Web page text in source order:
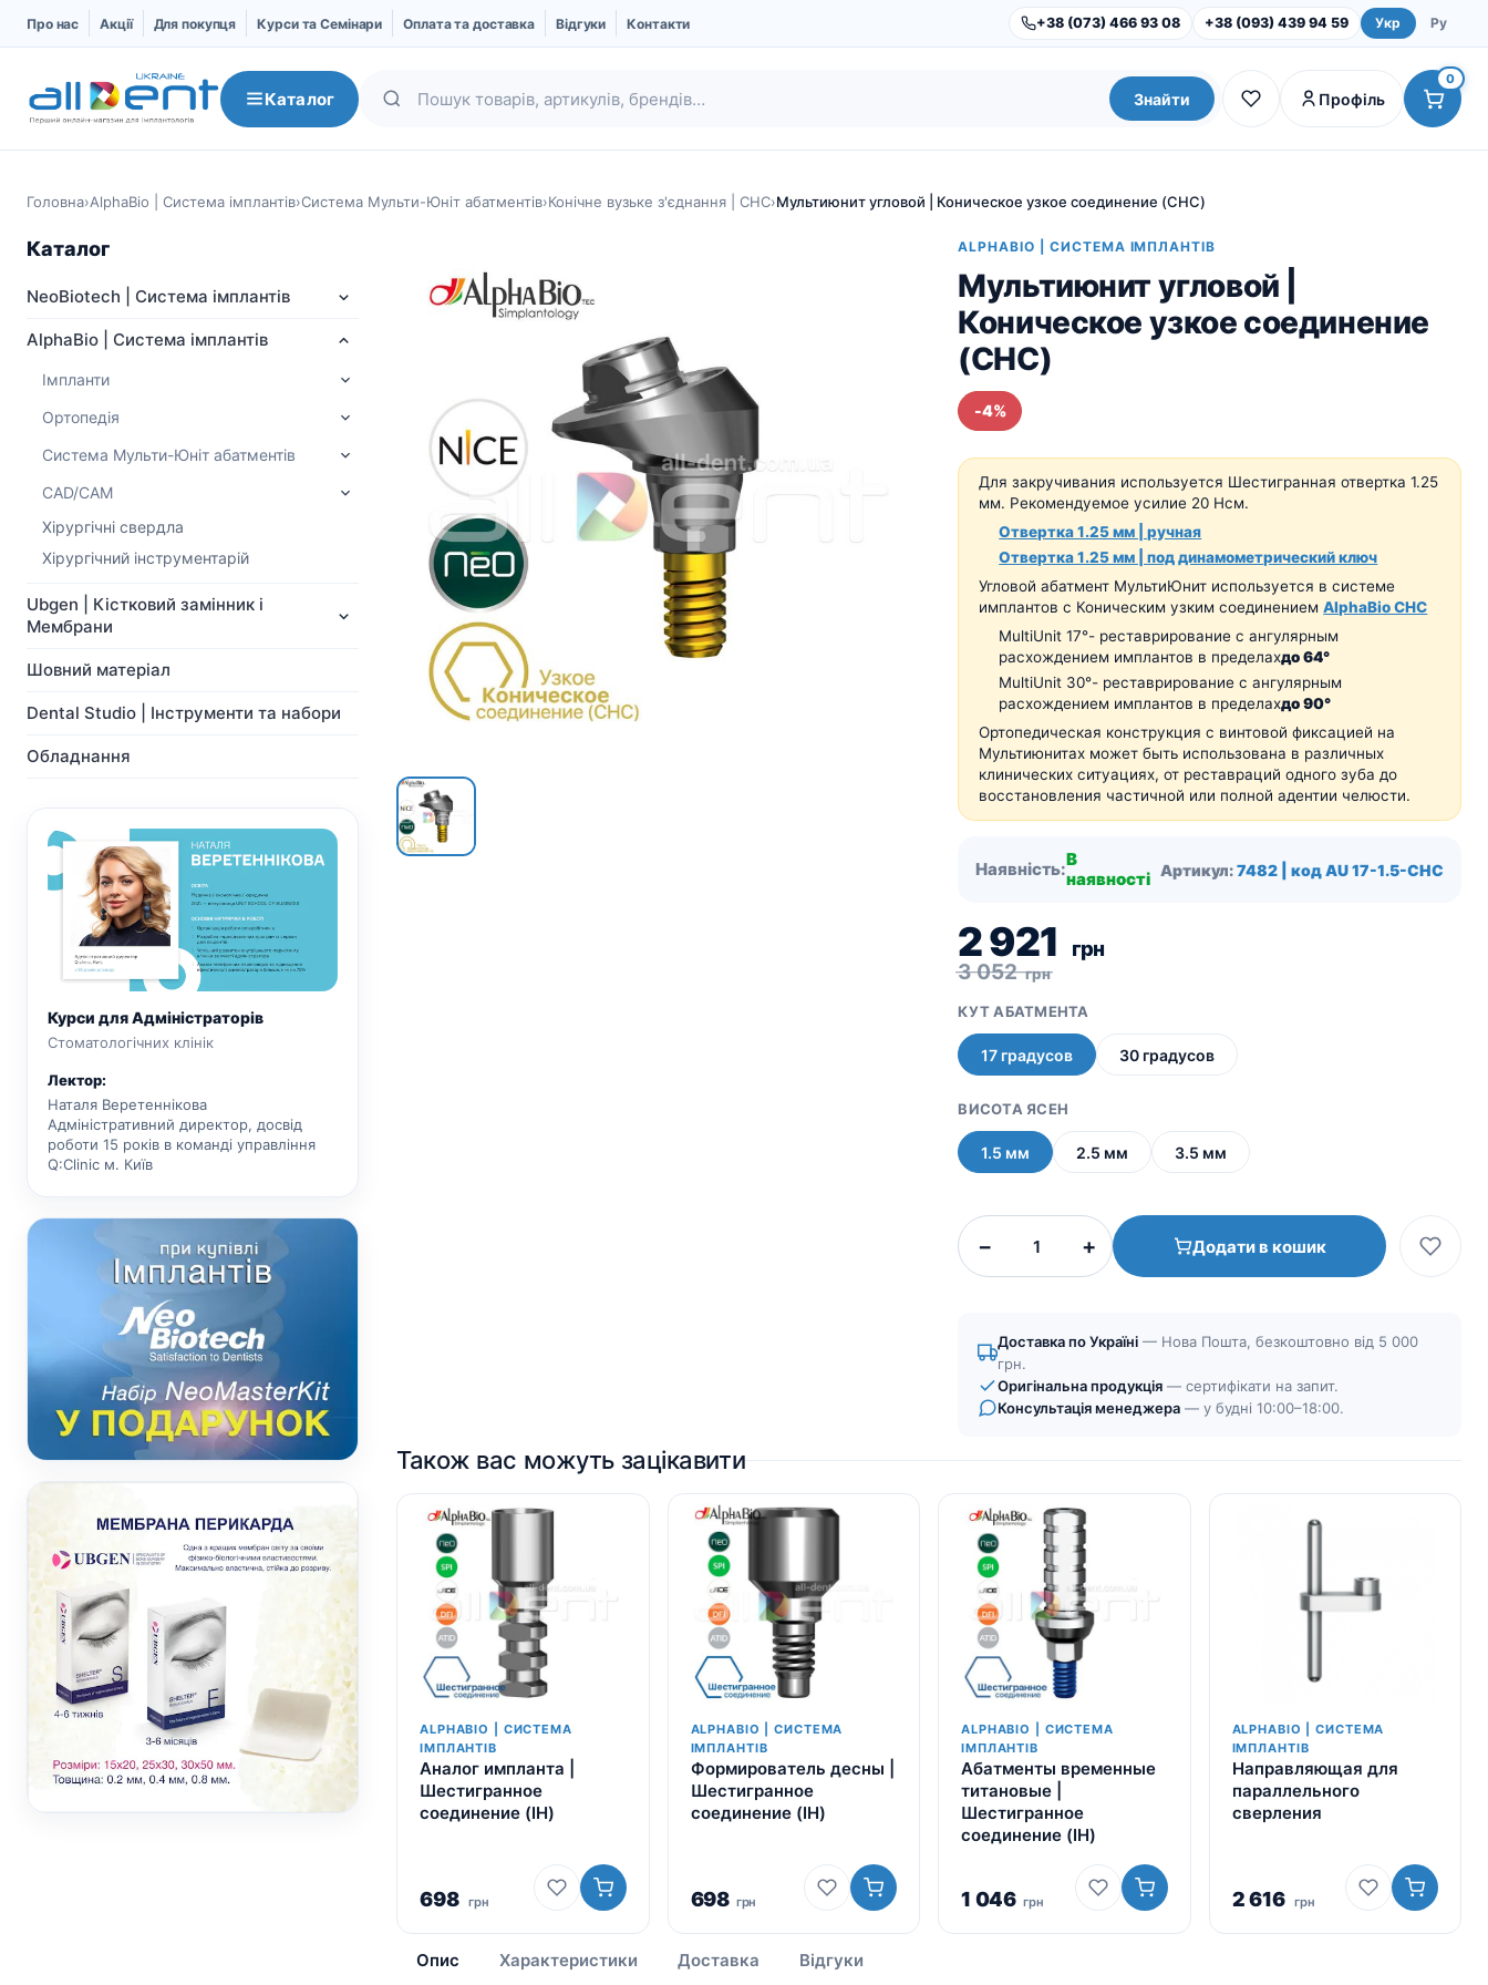
Про нас Акції Для покупця Курси та Семінари Оплата та доставка Відгуки Контакти +38 (073) 466 93 08 +38 (093) 439 94 59 Укр Ру
Каталог
NeoBiotech | Система
NeoBiotech
Імпланти
Ортопедія
абатментів
CAD/CAM
AlphaBio | Система
Система Мульти-Юніт
Ubgen | Кістковий
замінник і Мембрани
Про компанію UBGEN
Для пацієнтів
Кістковий матеріал RE-
Мембрани SHELTER
Dental Studio |
Знайти Профіль
0
Головна›AlphaBio | Система імплантів›Система Мульти-Юніт абатментів›Конічне вузьке з'єднання | CHC›Мультиюнит угловой | Коническое узкое соединение (CHC)
Каталог
NeoBiotech | Система імплантів
AlphaBio | Система імплантів
Імпланти
Ортопедія
Система Мульти-Юніт абатментів
CAD/CAM
Хірургічні свердла
Хірургічний інструментарій
Ubgen | Кістковий замінник і
Мембрани
Шовний матеріал
Dental Studio | Інструменти та набори
Обладнання
Курси для Адміністраторів
Стоматологічних клінік
Лектор:
Наталя Веретеннікова
Адміністративний директор, досвід
роботи 15 років в команді управління
Q:Clinic м. Київ
ALPHABIO | СИСТЕМА ІМПЛАНТІВ
Мультиюнит угловой |
Коническое узкое соединение
(CHC)
-4%
Для закручивания используется Шестигранная отвертка 1.25
мм. Рекомендуемое усилие 20 Нсм.
Отвертка 1.25 мм | ручная
Отвертка 1.25 мм | под динамометрический ключ
Угловой абатмент МультиЮнит используется в системе
имплантов с Коническим узким соединениемAlphaBio CHC
MultiUnit 17°- реставрирование с ангулярным
расхождением имплантов в пределахдо 64°
MultiUnit 30°- реставрирование с ангулярным
расхождением имплантов в пределахдо 90°
Ортопедическая конструкция с винтовой фиксацией на
Мультиюнитах может быть использована в различных
клинических ситуациях, от реставраций одного зуба до
восстановления частичной или полной адентии челюсти.
Наявність:В
наявності Артикул:7482 | код AU 17-1.5-CHC
2 921 грн
3 052грн
КУТ АБАТМЕНТА
17 градусов 30 градусов
ВИСОТА ЯСЕН
1.5 мм 2.5 мм 3.5 мм
−
Мультиюнит
угловой
|
узкое
соединение
(CHC)
кількість
+ Додати в кошик
Доставка по Україні — Нова Пошта, безкоштовно від 5 000
грн.
Оригінальна продукція — сертифікати на запит.
Консультація менеджера — у будні 10:00–18:00.
Також вас можуть зацікавити
ALPHABIO | СИСТЕМА
ІМПЛАНТІВ
Аналог импланта |
Шестигранное
соединение (IH)
698 грн
ALPHABIO | СИСТЕМА
ІМПЛАНТІВ
Формирователь десны |
Шестигранное
соединение (IH)
698 грн
ALPHABIO | СИСТЕМА
ІМПЛАНТІВ
Абатменты временные
титановые |
Шестигранное
соединение (IH)
1 046 грн
ALPHABIO | СИСТЕМА
ІМПЛАНТІВ
Направляющая для
параллельного
сверления
2 616 грн
Опис Характеристики Доставка Відгуки